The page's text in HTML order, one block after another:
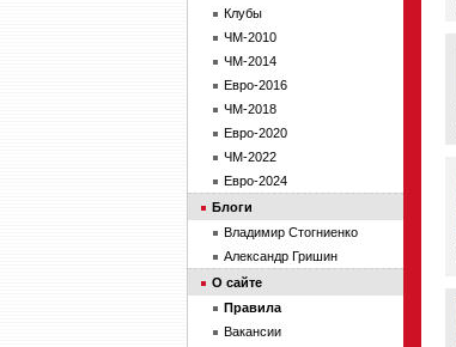
Клубы
ЧМ-2010
ЧМ-2014
Евро-2016
ЧМ-2018
Евро-2020
ЧМ-2022
Евро-2024
Блоги
Владимир Стогниенко
Александр Гришин
О сайте
Правила
Вакансии